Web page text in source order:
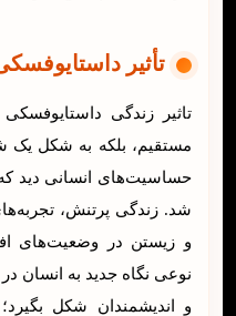
تأثیر
تاثیر زندگی
مستقیم، بلکه به شکل یک
حساسیت‌های انسانی دید
شد. زندگی پرتنش،
و زیستن در وضعیت‌های
نوعی نگاه جدید به انسان
و اندیشمندان شکل